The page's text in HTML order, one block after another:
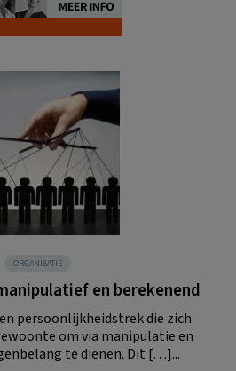
ORGANISATIE
en berekenend
persoonlijkheidstrek die zich
om via manipulatie en
te dienen. Dit […]...